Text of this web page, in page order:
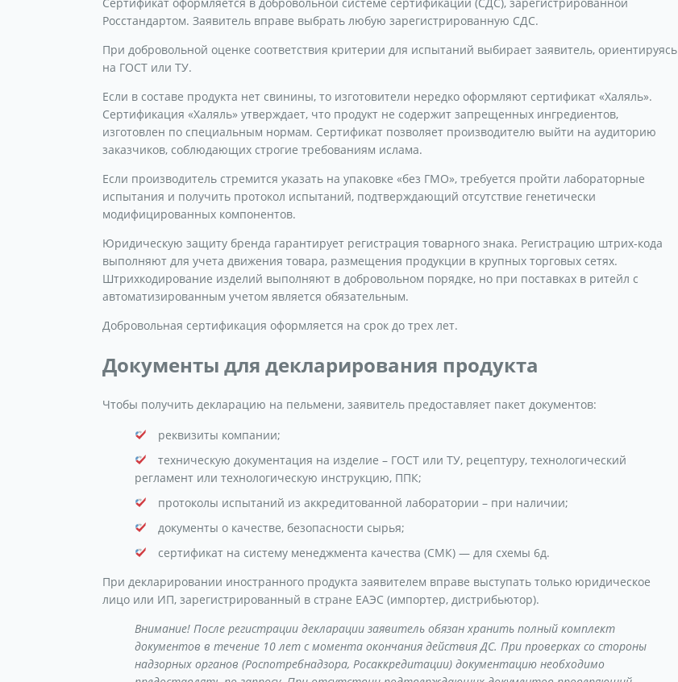
Сертификат оформляется в добровольной системе сертификации (СДС), зарегистрированной
Росстандартом. Заявитель вправе выбрать любую зарегистрированную СДС.
При добровольной оценке соответствия критерии для испытаний выбирает заявитель, ориентируясь
на ГОСТ или ТУ.
Если в составе продукта нет свинины, то изготовители нередко оформляют сертификат «Халяль».
Сертификация «Халяль» утверждает, что продукт не содержит запрещенных ингредиентов,
изготовлен по специальным нормам. Сертификат позволяет производителю выйти на аудиторию
заказчиков, соблюдающих строгие требованиям ислама.
Если производитель стремится указать на упаковке «без ГМО», требуется пройти лабораторные
испытания и получить протокол испытаний, подтверждающий отсутствие генетически
модифицированных компонентов.
Юридическую защиту бренда гарантирует регистрация товарного знака. Регистрацию штрих-кода
выполняют для учета движения товара, размещения продукции в крупных торговых сетях.
Штрихкодирование изделий выполняют в добровольном порядке, но при поставках в ритейл с
автоматизированным учетом является обязательным.
Добровольная сертификация оформляется на срок до трех лет.
Документы для декларирования продукта
Чтобы получить декларацию на пельмени, заявитель предоставляет пакет документов:
реквизиты компании;
техническую документация на изделие – ГОСТ или ТУ, рецептуру, технологический
регламент или технологическую инструкцию, ППК;
протоколы испытаний из аккредитованной лаборатории – при наличии;
документы о качестве, безопасности сырья;
сертификат на систему менеджмента качества (СМК) — для схемы 6д.
При декларировании иностранного продукта заявителем вправе выступать только юридическое
лицо или ИП, зарегистрированный в стране ЕАЭС (импортер, дистрибьютор).
Внимание! После регистрации декларации заявитель обязан хранить полный комплект
документов в течение 10 лет с момента окончания действия ДС. При проверках со стороны
надзорных органов (Роспотребнадзора, Росаккредитации) документацию необходимо